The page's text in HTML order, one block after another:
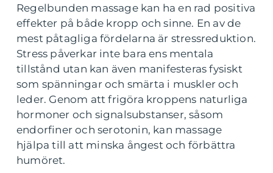
Regelbunden massage kan ha en rad positiva
effekter på både kropp och sinne. En av de
mest påtagliga fördelarna är stressreduktion.
Stress påverkar inte bara ens mentala
tillstånd utan kan även manifesteras fysiskt
som spänningar och smärta i muskler och
leder. Genom att frigöra kroppens naturliga
hormoner och signalsubstanser, såsom
endorfiner och serotonin, kan massage
hjälpa till att minska ångest och förbättra
humöret.